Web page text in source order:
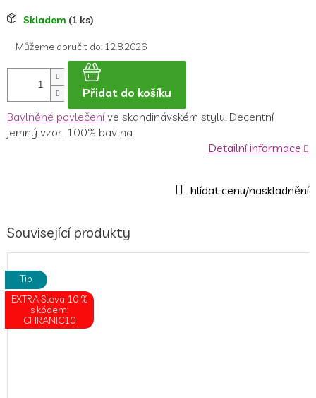
MěrnáSkladem (1 ks)
Můžeme doručit do: 12.8.2026
Přidat do košíku
Bavlněné povlečeníve skandinávském stylu. Decentní
jemný vzor. 100% bavlna.
Detailní informace
Související produkty
Tip
EXTRA Sleva 10 %
s kódem:
CHRANIC10